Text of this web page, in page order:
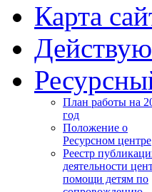
Карта
План работы на
год
Положение о
Ресурсном центре
Реестр
деятельности
помощи детям по